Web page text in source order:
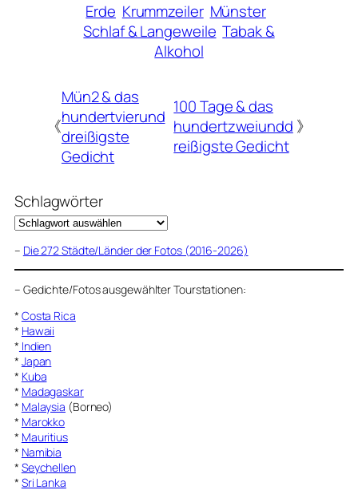
Erde Krummzeiler Münster
Schlaf & Langeweile Tabak &
Alkohol
《
Mün2 & das
hundertvierund
dreißigste
Gedicht
100 Tage & das
hundertzweiundd
reißigste Gedicht
》
Schlagwörter
– Die 272 Städte/Länder der Fotos (2016-2026)
– Gedichte/Fotos ausgewählter Tourstationen:
* Costa Rica
* Hawaii
* Indien
* Japan
* Kuba
* Madagaskar
* Malaysia (Borneo)
* Marokko
* Mauritius
* Namibia
* Seychellen
* Sri Lanka